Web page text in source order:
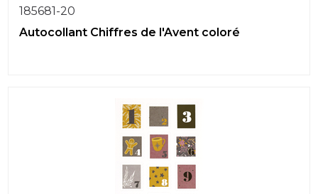
185681-20
Autocollant Chiffres de l'Avent coloré